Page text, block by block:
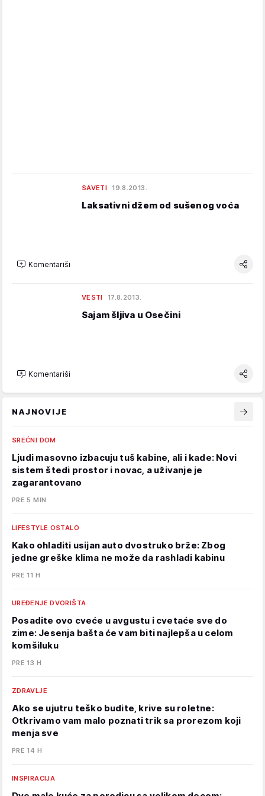
SAVETI 19.8.2013.
Laksativni džem od sušenog voća
Komentariši
VESTI 17.8.2013.
Sajam šljiva u Osečini
Komentariši
NAJNOVIJE
SREĆNI DOM
Ljudi masovno izbacuju tuš kabine, ali i kade: Novi
sistem štedi prostor i novac, a uživanje je
zagarantovano
PRE 5 MIN
LIFESTYLE OSTALO
Kako ohladiti usijan auto dvostruko brže: Zbog
jedne greške klima ne može da rashladi kabinu
PRE 11 H
UREĐENJE DVORIŠTA
Posadite ovo cveće u avgustu i cvetaće sve do
zime: Jesenja bašta će vam biti najlepša u celom
komšiluku
PRE 13 H
ZDRAVLJE
Ako se ujutru teško budite, krive su roletne:
Otkrivamo vam malo poznati trik sa prorezom koji
menja sve
PRE 14 H
INSPIRACIJA